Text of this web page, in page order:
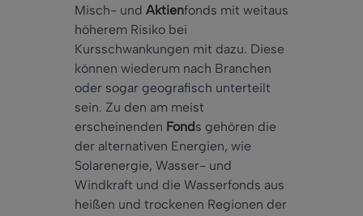
Misch- und Aktienfonds mit weitaus
höherem Risiko bei
Kursschwankungen mit dazu. Diese
können wiederum nach Branchen
oder sogar geografisch unterteilt
sein. Zu den am meist
erscheinenden Fonds gehören die
der alternativen Energien, wie
Solarenergie, Wasser- und
Windkraft und die Wasserfonds aus
heißen und trockenen Regionen der